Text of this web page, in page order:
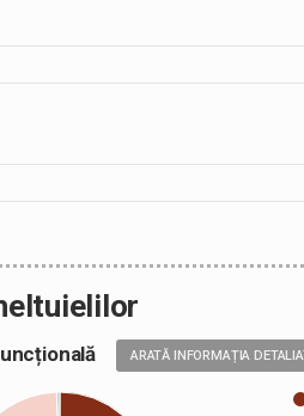
ARATĂ INFORMAȚIA